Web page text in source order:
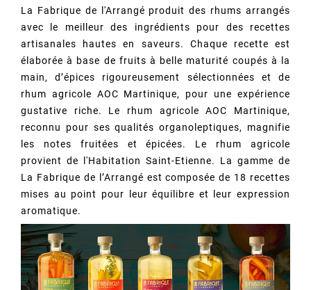
La Fabrique de l'Arrangé produit des rhums arrangés
avec le meilleur des ingrédients pour des recettes
artisanales hautes en saveurs. Chaque recette est
élaborée à base de fruits à belle maturité coupés à la
main, d’épices rigoureusement sélectionnées et de
rhum agricole AOC Martinique, pour une expérience
gustative riche. Le rhum agricole AOC Martinique,
reconnu pour ses qualités organoleptiques, magnifie
les notes fruitées et épicées. Le rhum agricole
provient de l'Habitation Saint-Etienne. La gamme de
La Fabrique de l’Arrangé est composée de 18 recettes
mises au point pour leur équilibre et leur expression
aromatique.